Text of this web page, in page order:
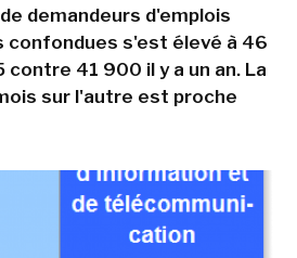
demandeurs d'emplois
s'est élevé à 46
41 900 il y a un an. La
sur l'autre est proche